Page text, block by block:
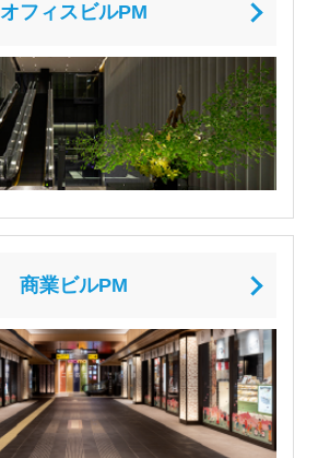
オフィスビルPM
商業ビルPM